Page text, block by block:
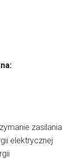
zasilania
elektrycznej